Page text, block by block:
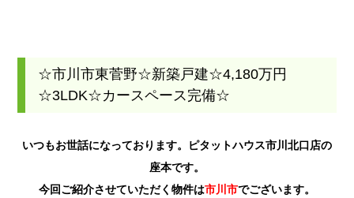
☆市川市東菅野☆新築戸建☆4,180万円
☆3LDK☆カースペース完備☆
いつもお世話になっております。ピタットハウス市川北口店の
座本です。
今回ご紹介させていただく物件は市川市でございます。